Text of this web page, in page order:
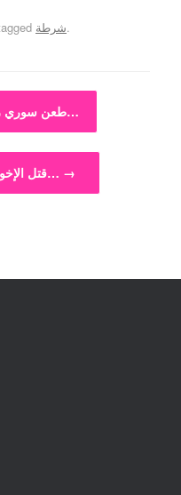
شرطة.
طعن سوري زوجته حتى الموت…
قتل الإخوة شقيقتهما وابن عمهما… →